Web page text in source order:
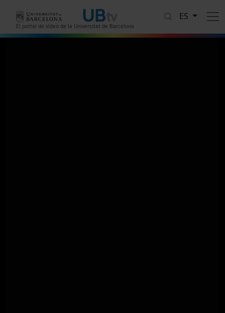
El portal de vídeo de la Universitat de Barcelona
ES